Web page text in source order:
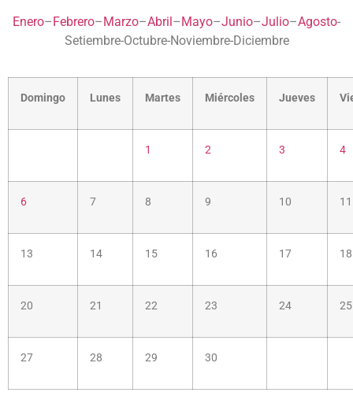
Enero–Febrero–Marzo–Abril–Mayo–Junio–Julio–Agosto-
Setiembre-Octubre-Noviembre-Diciembre
Domingo Lunes Martes Miércoles Jueves
1 2 3 4
6 7 8 9 10 11
13 14 15 16 17 18
20 21 22 23 24 25
27 28 29 30